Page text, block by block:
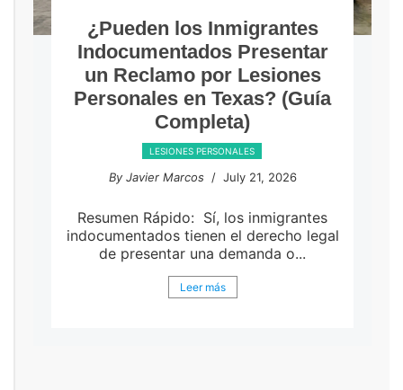
¿Pueden los Inmigrantes
Indocumentados Presentar
un Reclamo por Lesiones
Personales en Texas? (Guía
Completa)
LESIONES PERSONALES
By Javier Marcos/ July 21, 2026
Resumen Rápido: Sí, los inmigrantes
indocumentados tienen el derecho legal
de presentar una demanda o...
Leer más